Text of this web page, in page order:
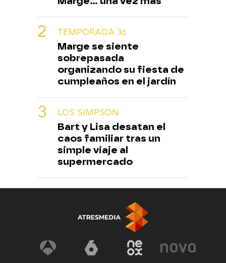
TEMPORADA 36
Marge se siente
sobrepasada
organizando su fiesta de
cumpleaños en el jardín
LOS SIMPSON
Bart y Lisa desatan el
caos familiar tras un
simple viaje al
supermercado